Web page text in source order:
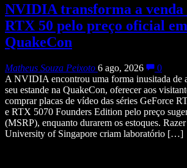
NVIDIA transforma a venda
RTX 50 pelo preço oficial
QuakeCon
Matheus Souza Peixoto 6 ago, 2026
0
A NVIDIA encontrou uma forma inusitada de
seu estande na QuakeCon, oferecer aos
comprar placas de vídeo das séries GeForce
e RTX 5070 Founders Edition pelo preço
(MSRP), enquanto durarem os estoques.
University of Singapore criam laboratório […]